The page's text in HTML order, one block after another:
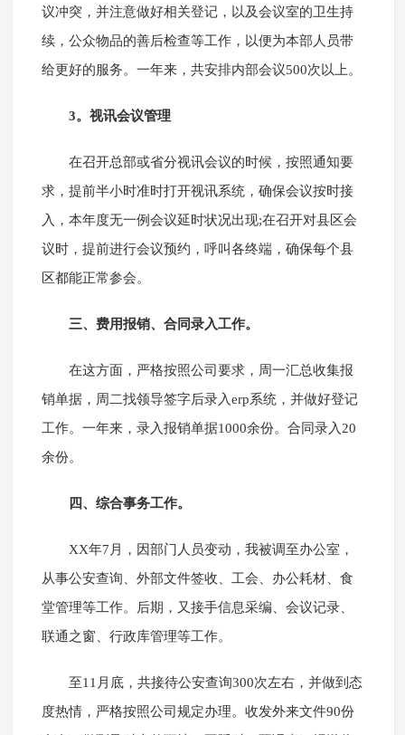
议冲突，并注意做好相关登记，以及会议室的卫生持
续，公众物品的善后检查等工作，以便为本部人员带
给更好的服务。一年来，共安排内部会议500次以上。
3。视讯会议管理
在召开总部或省分视讯会议的时候，按照通知要
求，提前半小时准时打开视讯系统，确保会议按时接
入，本年度无一例会议延时状况出现;在召开对县区会
议时，提前进行会议预约，呼叫各终端，确保每个县
区都能正常参会。
三、费用报销、合同录入工作。
在这方面，严格按照公司要求，周一汇总收集报
销单据，周二找领导签字后录入erp系统，并做好登记
工作。一年来，录入报销单据1000余份。合同录入20
余份。
四、综合事务工作。
XX年7月，因部门人员变动，我被调至办公室，
从事公安查询、外部文件签收、工会、办公耗材、食
堂管理等工作。后期，又接手信息采编、会议记录、
联通之窗、行政库管理等工作。
至11月底，共接待公安查询300次左右，并做到态
度热情，严格按照公司规定办理。收发外来文件90份